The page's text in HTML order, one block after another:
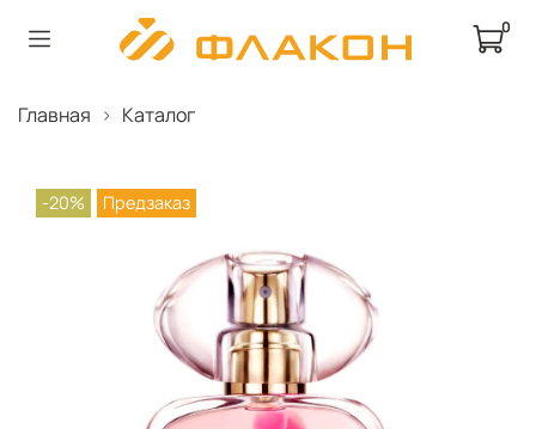
0
Главная Каталог
-20% Предзаказ